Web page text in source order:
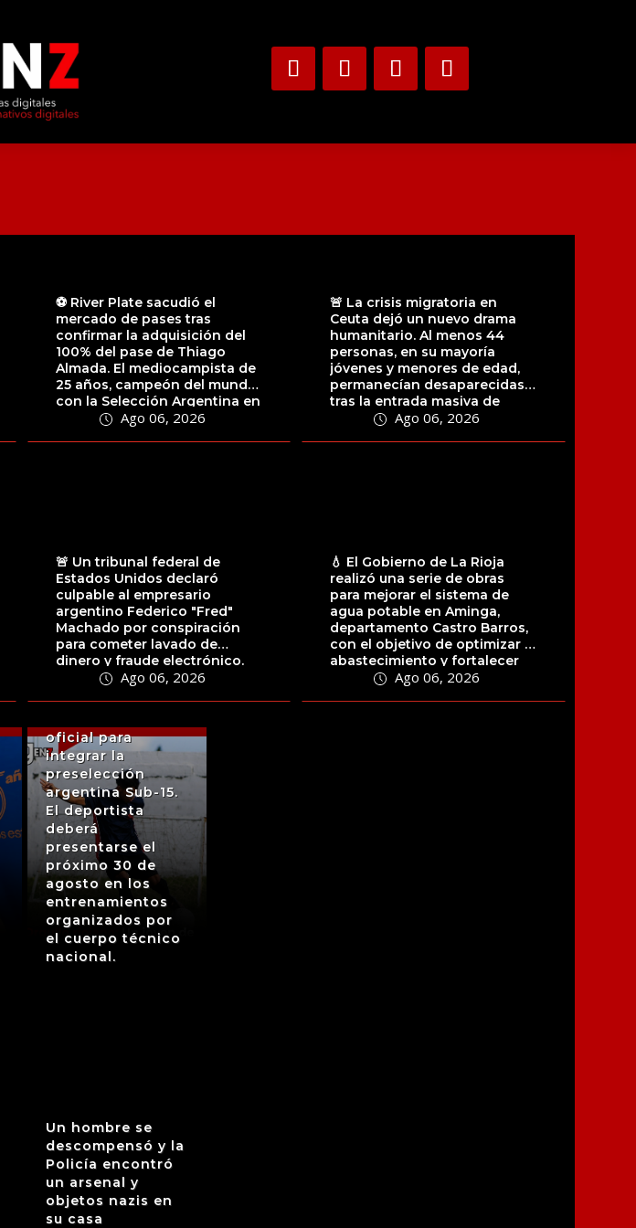
⚽️ River Plate sacudió el
mercado de pases tras
confirmar la adquisición del
100% del pase de Thiago
Almada. El mediocampista de
25 años, campeón del mundo
con la Selección Argentina en
Qatar 2022,...Ago 06, 2026
🚨 La crisis migratoria en
Ceuta dejó un nuevo drama
humanitario. Al menos 44
personas, en su mayoría
jóvenes y menores de edad,
permanecían desaparecidas
tras la entrada masiva de
migrantes...Ago 06, 2026
🚨 Un tribunal federal de
Estados Unidos declaró
culpable al empresario
argentino Federico "Fred"
Machado por conspiración
para cometer lavado de
dinero y fraude electrónico.
La decisión llegó luego...
Ago 06, 2026
💧 El Gobierno de La Rioja
realizó una serie de obras
para mejorar el sistema de
agua potable en Aminga,
departamento Castro Barros,
con el objetivo de optimizar el
abastecimiento y fortalecer
Ago 06, 2026
🇦🇷 El futbolista
Tiziano Vera, de
quince años y
oriundo de la
localidad de
Chepes, recibió la
oficial para
integrar la
preselección
argentina Sub-15.
El deportista
deberá
presentarse el
próximo 30 de
agosto en los
entrenamientos
organizados por
el cuerpo técnico
nacional.
Un hombre se
descompensó y la
Policía encontró
un arsenal y
objetos nazis en
su casa